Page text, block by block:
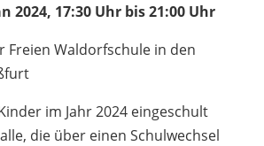
2024, 17:30 Uhr bis 21:00 Uhr
Freien Waldorfschule in den
im Jahr 2024 eingeschult
die über einen Schulwechsel